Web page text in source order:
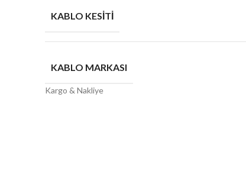
KABLO KESITI
KABLO MARKASI
Kargo & Nakliye